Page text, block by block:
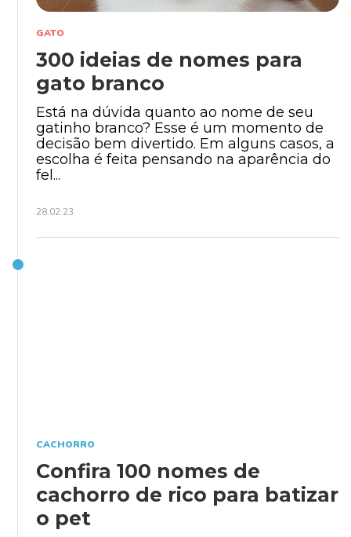
GATO
300 ideias de nomes para
gato branco
Está na dúvida quanto ao nome de seu
gatinho branco? Esse é um momento de
decisão bem divertido. Em alguns casos, a
escolha é feita pensando na aparência do
fel...
28.02.23
CACHORRO
Confira 100 nomes de
cachorro de rico para batizar
o pet